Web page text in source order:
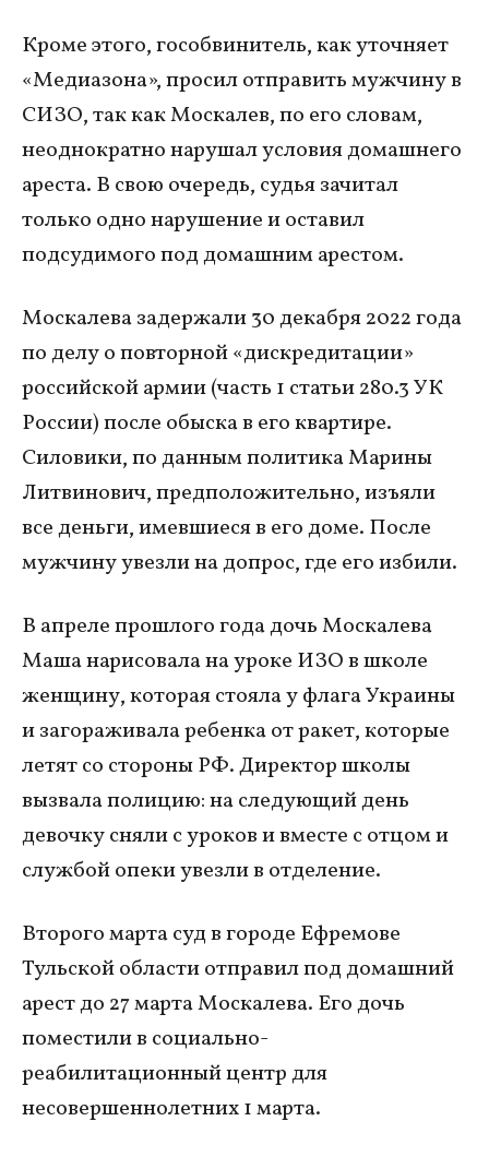
Кроме этого, гособвинитель, как уточняет
«Медиазона», просил отправить мужчину в
СИЗО, так как Москалев, по его словам,
неоднократно нарушал условия домашнего
ареста. В свою очередь, судья зачитал
только одно нарушение и оставил
подсудимого под домашним арестом.
Москалева задержали 30 декабря 2022 года
по делу о повторной «дискредитации»
российской армии (часть 1 статьи 280.3 УК
России) после обыска в его квартире.
Силовики, по данным политика Марины
Литвинович, предположительно, изъяли
все деньги, имевшиеся в его доме. После
мужчину увезли на допрос, где его избили.
В апреле прошлого года дочь Москалева
Маша нарисовала на уроке ИЗО в школе
женщину, которая стояла у флага Украины
и загораживала ребенка от ракет, которые
летят со стороны РФ. Директор школы
вызвала полицию: на следующий день
девочку сняли с уроков и вместе с отцом и
службой опеки увезли в отделение.
Второго марта суд в городе Ефремове
Тульской области отправил под домашний
арест до 27 марта Москалева. Его дочь
поместили в социально-
реабилитационный центр для
несовершеннолетних 1 марта.